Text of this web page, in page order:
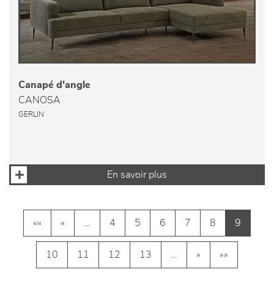
Canapé d'angle
CANOSA
GERLIN
En savoir plus
«« « … 4 5 6 7 8 9
10 11 12 13 … » »»